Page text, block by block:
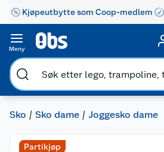
Kjøpeutbytte som Coop-medlem
Meny
Sko Sko dame Joggesko dame
Partikjøp